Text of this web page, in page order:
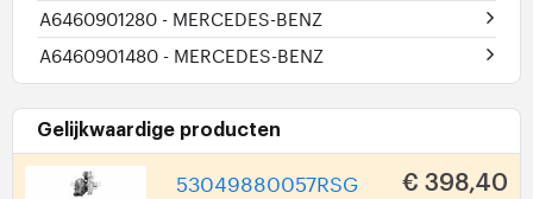
A6460901280 - MERCEDES-BENZ
A6460901480 - MERCEDES-BENZ
Gelijkwaardige producten
53049880057RSG € 398,40